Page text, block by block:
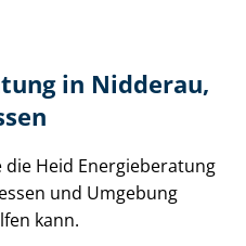
in Nidderau,
die Heid Energieberatung
und Umgebung
kann.